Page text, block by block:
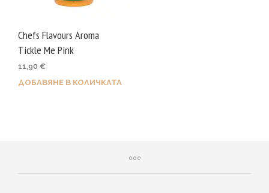
Chefs Flavours Aroma
Tickle Me Pink
11,90 €
ДОБАВЯНЕ В КОЛИЧКАТА